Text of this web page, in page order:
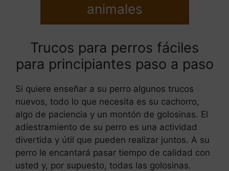
animales
Trucos para perros fáciles
para principiantes paso a paso
Si quiere enseñar a su perro algunos trucos
nuevos, todo lo que necesita es su cachorro,
algo de paciencia y un montón de golosinas. El
adiestramiento de su perro es una actividad
divertida y útil que pueden realizar juntos. A su
perro le encantará pasar tiempo de calidad con
usted y, por supuesto, todas las golosinas.